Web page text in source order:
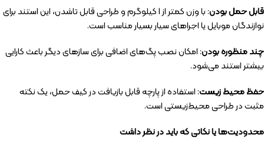
قابل حمل بودن
: با وزن کمتر از 1 کیلوگرم و طراحی قابل تاشدن، این استند برای
نوازندگان موبایل یا اجراهای سیار بسیار مناسب است.
چند منظوره بودن: امکان نصب پگ‌های اضافی برای سازهای دیگر باعث کارایی
بیشتر استند می‌شود.
حفظ محیط زیست: استفاده از پارچه قابل بازیافت در کیف حمل، یک نکته
مثبت در طراحی محیط‌زیستی است.
محدودیت‌ها یا نکاتی که باید در نظر داشت